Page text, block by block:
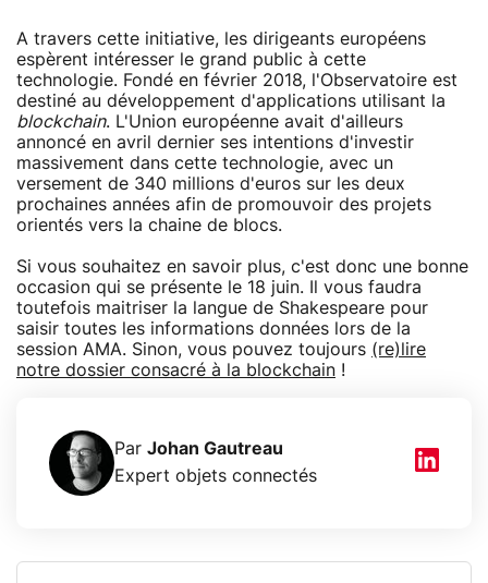
A travers cette initiative, les dirigeants européens
espèrent intéresser le grand public à cette
technologie. Fondé en février 2018, l'Observatoire est
destiné au développement d'applications utilisant la
blockchain. L'Union européenne avait d'ailleurs
annoncé en avril dernier ses intentions d'investir
massivement dans cette technologie, avec un
versement de 340 millions d'euros sur les deux
prochaines années afin de promouvoir des projets
orientés vers la chaine de blocs.
Si vous souhaitez en savoir plus, c'est donc une bonne
occasion qui se présente le 18 juin. Il vous faudra
toutefois maitriser la langue de Shakespeare pour
saisir toutes les informations données lors de la
session AMA. Sinon, vous pouvez toujours (re)lire
notre dossier consacré à la blockchain !
Par Johan Gautreau
Expert objets connectés